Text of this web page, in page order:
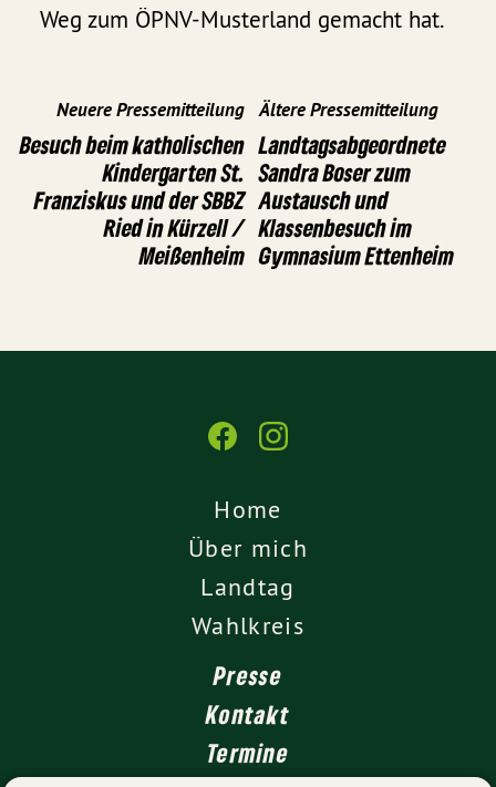
Weg zum ÖPNV-Musterland gemacht hat.
Neuere Pressemitteilung
Besuch beim katholischen
Kindergarten St.
Franziskus und der SBBZ
Ried in Kürzell /
Meißenheim
Ältere Pressemitteilung
Landtagsabgeordnete
Sandra Boser zum
Austausch und
Klassenbesuch im
Gymnasium Ettenheim
Home
Über mich
Landtag
Wahlkreis
Presse
Kontakt
Termine